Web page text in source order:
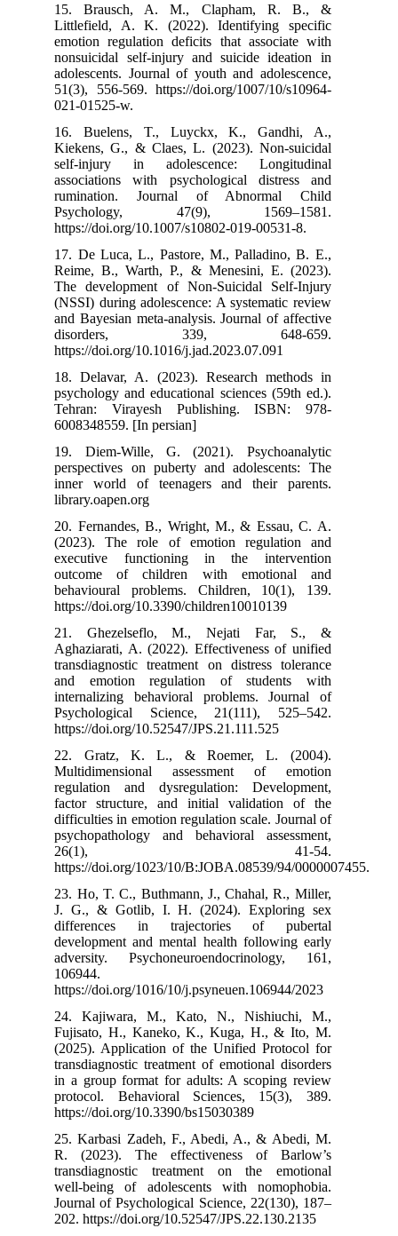
15.
Littlefield, A.
emotion
nonsuicidal
adolescents.
51(3), 556-
16.
Kiekens, G.,
self‑injury
associations
rumination.
17. De Luca,
Reime, B.,
The
(NSSI) during
and Bayesian
18. Delavar,
psychology
Tehran:
19. Diem-
perspectives
inner world
20.
(2023). The
executive
outcome of
behavioural
21.
Aghaziarati,
and
internalizing
22. Gratz,
regulation
factor
difficulties in
https://doi.org/
23. Ho, T. C.,
J. G., &
differences
development
adversity.
https://doi.org/
24.
Fujisato, H.,
(2025).
in a group
protocol.
25. Karbasi
R. (2023).
well‑being of
Journal of
202. https://